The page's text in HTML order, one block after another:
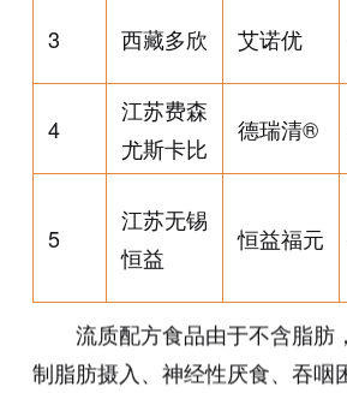
3 西藏多欣 艾诺优
4
江苏费森
尤斯卡比
德瑞清®
5
江苏无锡
恒益
恒益福元
流质配方食品由于不含脂肪
制脂肪摄入、神经性厌食、吞咽